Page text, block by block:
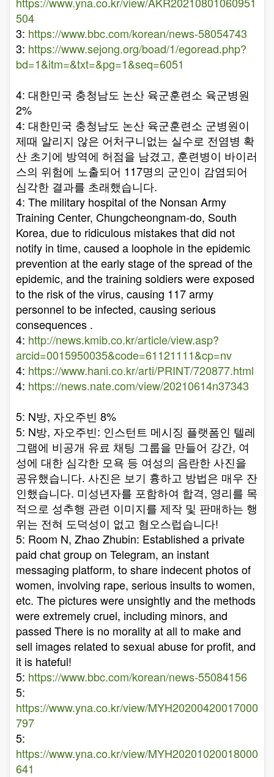
504
3: https://www.bbc.com/korean/news-58054743
3: https://www.sejong.org/boad/1/egoread.php?
bd=1&itm=&txt=&pg=1&seq=6051
4: 대한민국 충청남도 논산 육군훈련소 육군병원
2%
4: 대한민국 충청남도 논산 육군훈련소 군병원이
제때 알리지 않은 어처구니없는 실수로 전염병 확
산 초기에 방역에 허점을 남겼고, 훈련병이 바이러
스의 위험에 노출되어 117명의 군인이 감염되어
심각한 결과를 초래했습니다.
4: The military hospital of the Nonsan Army
Training Center, Chungcheongnam-do, South
Korea, due to ridiculous mistakes that did not
notify in time, caused a loophole in the epidemic
prevention at the early stage of the spread of the
epidemic, and the training soldiers were exposed
to the risk of the virus, causing 117 army
personnel to be infected, causing serious
consequences .
4: http://news.kmib.co.kr/article/view.asp?
arcid=0015950035&code=61121111&cp=nv
4: https://www.hani.co.kr/arti/PRINT/720877.html
4: https://news.nate.com/view/20210614n37343
5: N방, 자오주빈 8%
5: N방, 자오주빈: 인스턴트 메시징 플랫폼인 텔레
그램에 비공개 유료 채팅 그룹을 만들어 강간, 여
성에 대한 심각한 모욕 등 여성의 음란한 사진을
공유했습니다. 사진은 보기 흉하고 방법은 매우 잔
인했습니다. 미성년자를 포함하여 합격, 영리를 목
적으로 성추행 관련 이미지를 제작 및 판매하는 행
위는 전혀 도덕성이 없고 혐오스럽습니다!
5: Room N, Zhao Zhubin: Established a private
paid chat group on Telegram, an instant
messaging platform, to share indecent photos of
women, involving rape, serious insults to women,
etc. The pictures were unsightly and the methods
were extremely cruel, including minors, and
passed There is no morality at all to make and
sell images related to sexual abuse for profit, and
it is hateful!
5: https://www.bbc.com/korean/news-55084156
5:
https://www.yna.co.kr/view/MYH20200420017000
797
5:
https://www.yna.co.kr/view/MYH20201020018000
641